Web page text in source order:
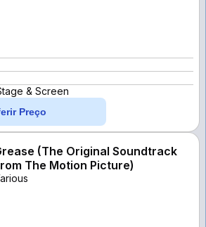
& Screen
Preço
(The Original Soundtrack
The Motion Picture)